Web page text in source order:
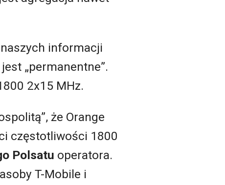
informacji
„permanentne”.
2x15 MHz.
że Orange
częstotliwości 1800
Polsatu operatora.
T-Mobile i